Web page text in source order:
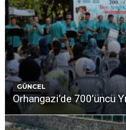
GÜNCEL
Orhangazi’de 700’üncü